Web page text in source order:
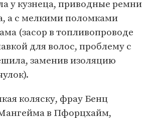
у кузнеца, приводные ремни
а с мелкими поломками
(засор в топливопроводе
для волос, проблему с
заменив изоляцию
коляску, фрау Бенц
в Пфорцхайм,